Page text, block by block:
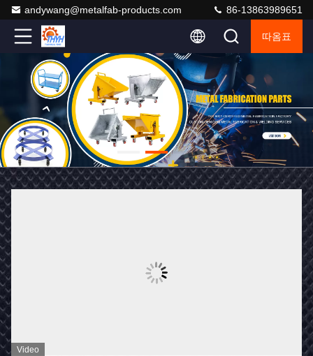
andywang@metalfab-products.com 86-13863989651
따옴표
Video